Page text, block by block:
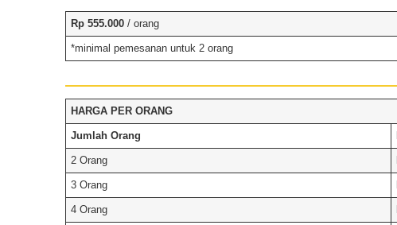
Rp 555.000/ orang
*minimal pemesanan untuk 2 orang
HARGA PER ORANG
Jumlah Orang
2 Orang
3 Orang
4 Orang
Book via WhatsApp
Pilih Mobil*
Tipe Sewa*
Nama*